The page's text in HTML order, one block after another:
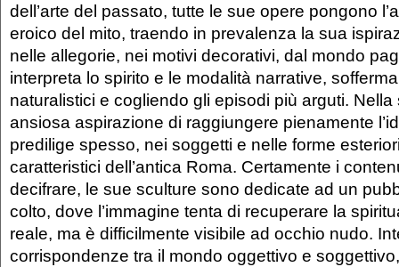
dell’arte del passato, tutte le sue opere pongono
eroico del mito, traendo in prevalenza la sua
nelle allegorie, nei motivi decorativi, dal mondo
interpreta lo spirito e le modalità narrative,
naturalistici e cogliendo gli episodi più arguti.
ansiosa aspirazione di raggiungere pienamente
predilige spesso, nei soggetti e nelle forme
caratteristici dell’antica Roma. Certamente i
decifrare, le sue sculture sono dedicate ad un
colto, dove l’immagine tenta di recuperare la
reale, ma è difficilmente visibile ad occhio nudo.
corrispondenze tra il mondo oggettivo e